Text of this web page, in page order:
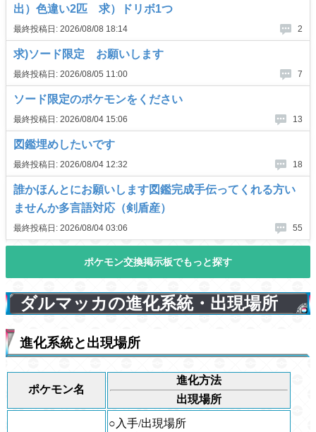
ダルマッカの進化系統・出現場所
進化系統と出現場所
ポケモン名
進化方法
出現場所
○入手/出現場所